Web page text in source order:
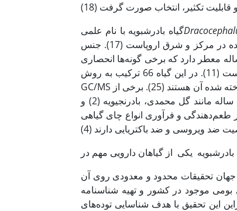
گیاه بادرشبویه با نام علمی
علفی یکساله و چند ساله معطر دارد که برخی گونه‌ها انحصاری
ایران هستند (12). این گیاه دارای گلهای شهدآور و اندام هوایی اسانس‌دار است (11). در این گیاه 66 ترکیب به روش GC و
GC/MS شناسایی شده که ژرانیل استات، ژرانیال، ژرانیول و نرال اصلی‌ترین ترکیبهای شناخته شده آن هستند (25). برخی از
ذکر شده است (22). ترکیبهای معطر در طعم‌دهندگی و فرآوری انواع چای گیاهی
بادرشبویه یکی از گیاهان دارویی مهم در
جهان تحقیقات محدود و معدودی روی آن
موجود در کشور و تهیه شناسنامه
این تحقیق با هدف شناسایی توده‌های